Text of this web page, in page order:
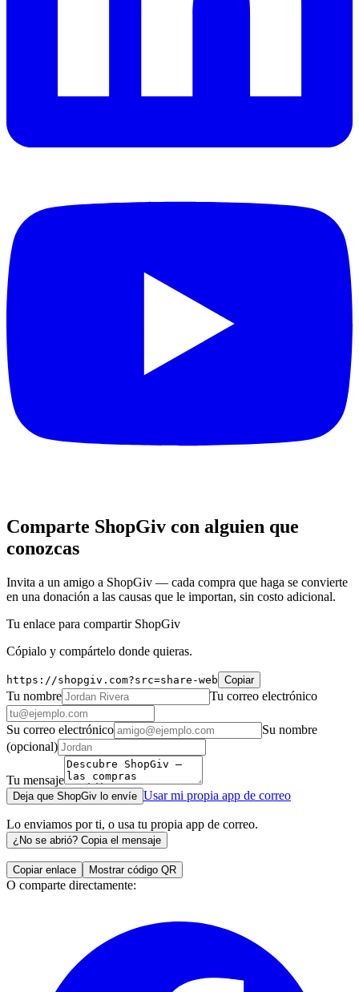
Comparte ShopGiv con alguien que
conozcas
Invita a un amigo a ShopGiv — cada compra que haga se convierte
en una donación a las causas que le importan, sin costo adicional.
Tu enlace para compartir ShopGiv
Cópialo y compártelo donde quieras.
https://shopgiv.com?src=share-web Copiar
Tu nombre Tu correo electrónico
Su correo electrónico
Su nombre
(opcional)
Tu mensaje
Deja que ShopGiv lo envíe Usar mi propia app de correo
Lo enviamos por ti, o usa tu propia app de correo.
¿No se abrió? Copia el mensaje
Copiar enlace Mostrar código QR
O comparte directamente: